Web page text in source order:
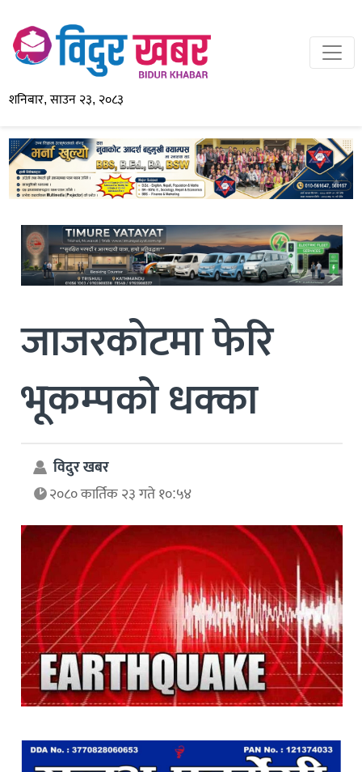
शनिबार, साउन २३, २०८३
जाजरकोटमा फेरि
भूकम्पको धक्का
विदुर खबर
२०८० कार्तिक २३ गते १०:५४